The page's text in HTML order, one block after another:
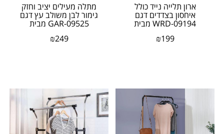
ארון תלייה נייד כולל
איחסון בצדדים דגם
WRD-09194 מבית
₪199
מתלה מעילים יציב וחזק
גימור לבן משולב עץ דגם
GAR-09525 מבית
₪249